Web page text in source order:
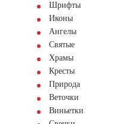
Шрифты
Иконы
Ангелы
Святые
Храмы
Кресты
Природа
Веточки
Виньетки